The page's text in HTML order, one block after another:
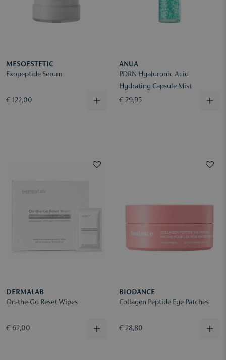
MESOESTETIC
Exopeptide Serum
€ 122,00
ANUA
PDRN Hyaluronic Acid
Hydrating Capsule Mist
€ 29,95
DERMALAB
On-the-Go Reset Wipes
€ 62,00
BIODANCE
Collagen Peptide Eye Patches
€ 28,80